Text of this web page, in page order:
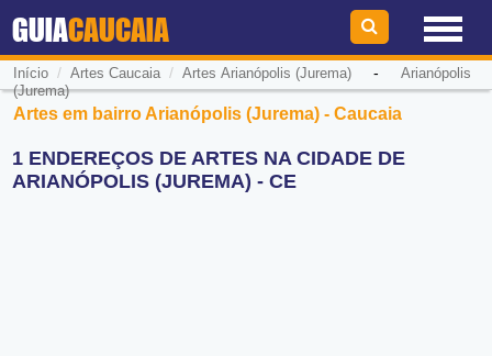
GUIACAUCAIA
Início / Artes Caucaia/ Artes Arianópolis (Jurema)- Arianópolis
(Jurema)
Artes em bairro Arianópolis (Jurema) - Caucaia
1 ENDEREÇOS DE ARTES NA CIDADE DE
ARIANÓPOLIS (JUREMA) - CE